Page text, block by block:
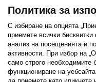
Последвайте ни:
FacebookTwitterYoutube
Политика за
С избиране на опцията
приемете всички
анализ на посещенията и
активности. При избор на
само строго необходимитe
функциониране на